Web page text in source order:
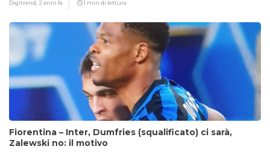
Digitrend, 2 anni fa 1 min di lettura
Fiorentina – Inter, Dumfries (squalificato) ci sarà,
Zalewski no: il motivo